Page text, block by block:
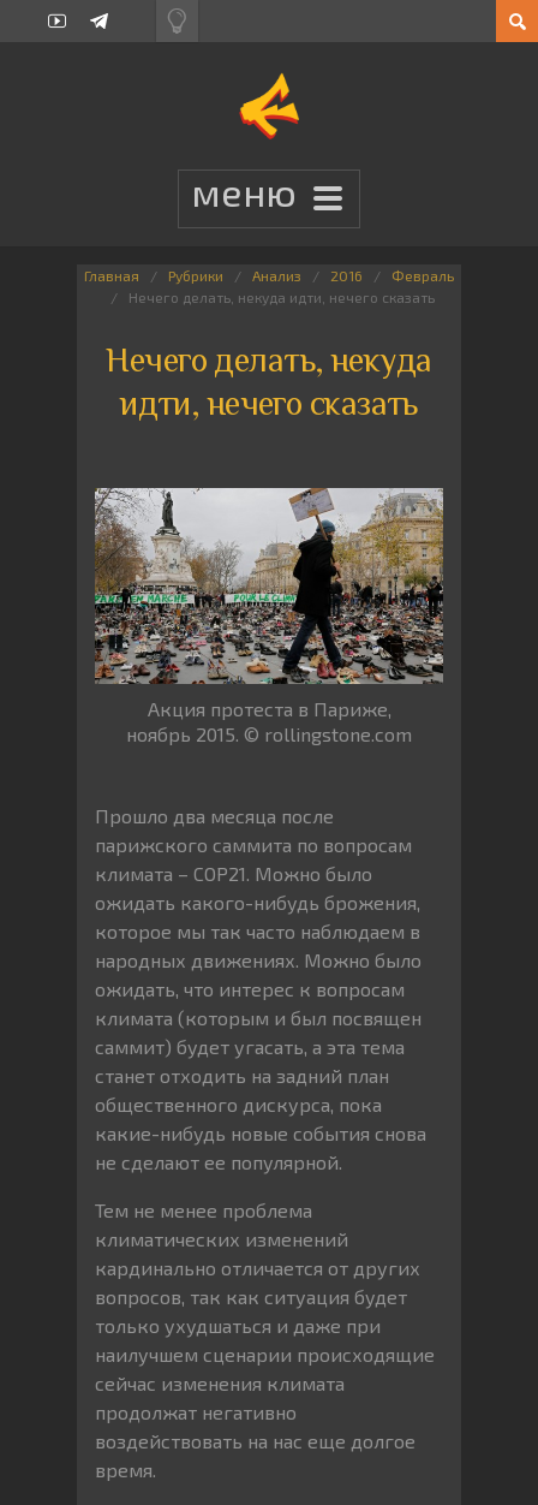
Главная Рубрики Анализ 2016
Февраль
Нечего делать, некуда идти, нечего сказать
Нечего делать, некуда
идти, нечего сказать
Акция протеста в Париже,
ноябрь 2015. © rollingstone.com
Прошло два месяца после
парижского саммита по вопросам
климата – COP21. Можно было
ожидать какого-нибудь брожения,
которое мы так часто наблюдаем в
народных движениях. Можно было
ожидать, что интерес к вопросам
климата (которым и был посвящен
саммит) будет угасать, а эта тема
станет отходить на задний план
общественного дискурса, пока
какие-нибудь новые события снова
не сделают ее популярной.
Тем не менее проблема
климатических изменений
кардинально отличается от других
вопросов, так как ситуация будет
только ухудшаться и даже при
наилучшем сценарии происходящие
сейчас изменения климата
продолжат негативно
воздействовать на нас еще долгое
время.